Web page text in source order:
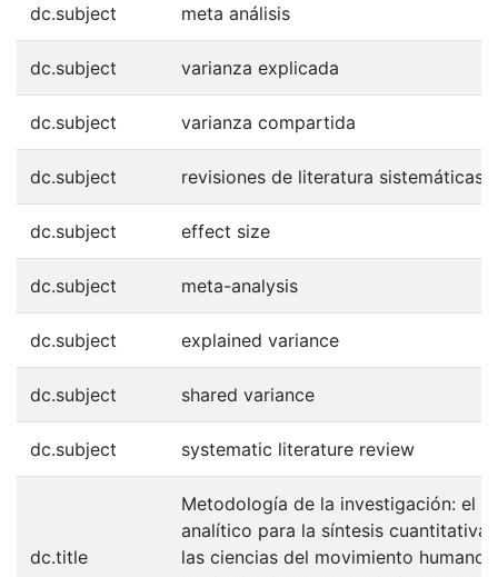
dc.subject meta análisis
dc.subject varianza explicada
dc.subject varianza compartida
dc.subject revisiones de literatura sistemáticas
dc.subject effect size
dc.subject meta-analysis
dc.subject explained variance
dc.subject shared variance
dc.subject systematic literature review
dc.title
Metodología de la investigación: el
analítico para la síntesis cuantitativa
las ciencias del movimiento humano